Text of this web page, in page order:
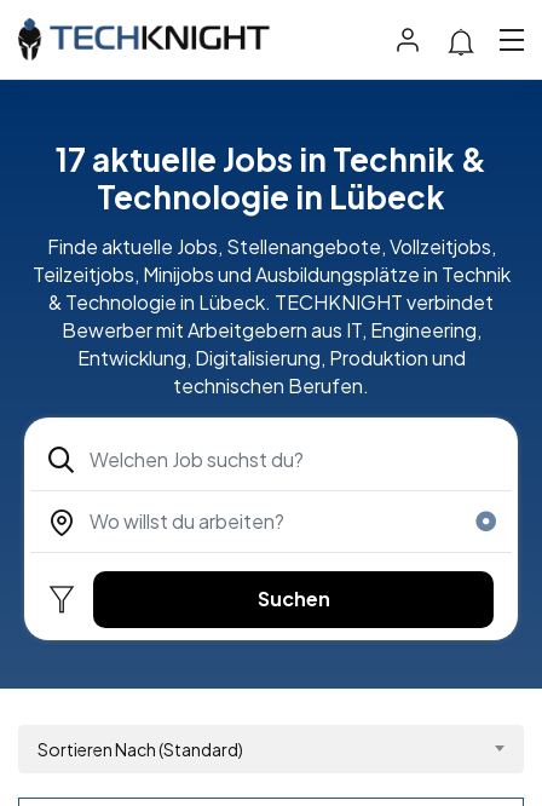
17 aktuelle Jobs in Technik &
Technologie in Lübeck
Finde aktuelle Jobs, Stellenangebote, Vollzeitjobs,
Teilzeitjobs, Minijobs und Ausbildungsplätze in Technik
& Technologie in Lübeck. TECHKNIGHT verbindet
Bewerber mit Arbeitgebern aus IT, Engineering,
Entwicklung, Digitalisierung, Produktion und
technischen Berufen.
Suchen
Sortieren Nach (Standard)